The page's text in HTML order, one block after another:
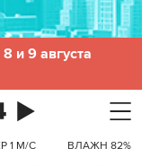
и 9 августа
1 М/С ВЛАЖН 82%